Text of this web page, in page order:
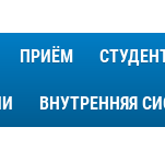
ПРИЁМ
ВНУТРЕННЯЯ